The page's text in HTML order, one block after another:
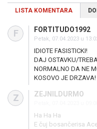
LISTA KOMENTARA
F FORTITUDO1992
Petak, 07.04.2023 u
IDIOTE FASISTICKI!
DAJ OSTAVKU/
NORMALNO DA NE
KOSOVO JE DRZAVA!
Z ZEJNILDURMO
Ha Ha Ha
E čuj bosančerisa